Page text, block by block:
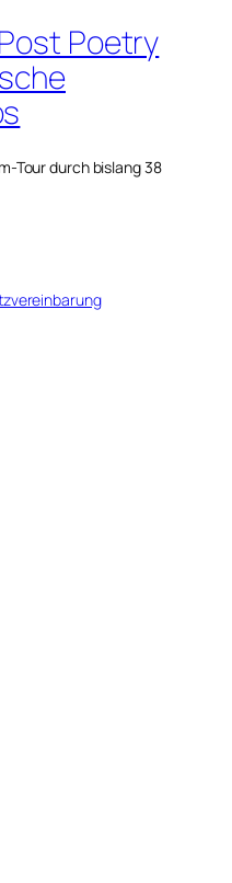
Poetry
Tour durch bislang 38